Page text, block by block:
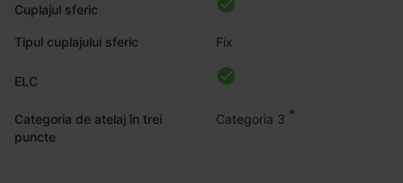
Cuplajul sferic
Tipul cuplajului sferic Fix
ELC
Categoria de atelaj în trei
puncte
Categoria 3 *